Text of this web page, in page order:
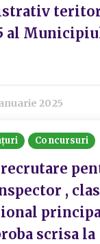
al
2025
Concursuri
recrutare
,
scrisa la